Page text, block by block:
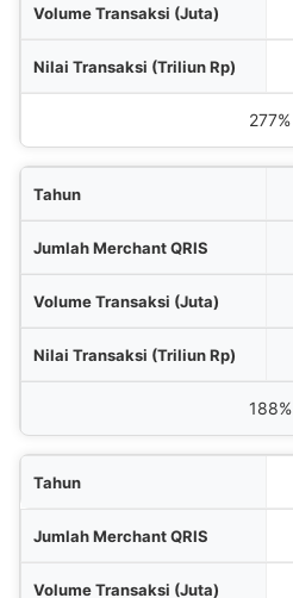
277%
188%